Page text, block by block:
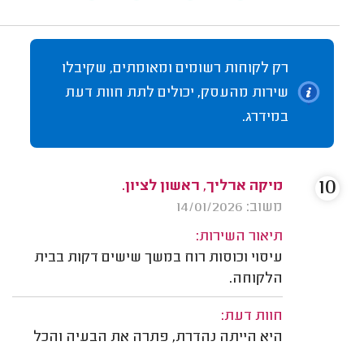
רק לקוחות רשומים ומאומתים, שקיבלו
שירות מהעסק, יכולים לתת חוות דעת
במידרג.
מיקה ארליך, ראשון לציון.
משוב: 14/01/2026
תיאור השירות:
עיסוי וכוסות רוח במשך שישים דקות בבית
הלקוחה.
חוות דעת:
היא הייתה נהדרת, פתרה את הבעיה והכל
10